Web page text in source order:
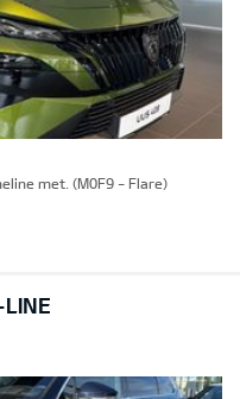
met. (M0F9 - Flare)